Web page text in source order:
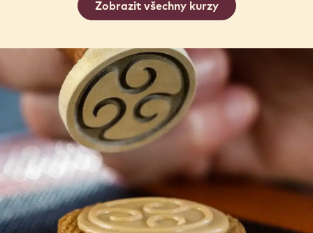
Zobrazit všechny kurzy